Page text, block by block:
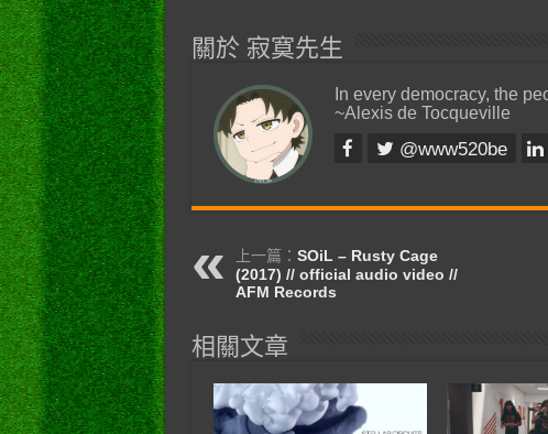
關於 寂寞先生
In every democracy, the
~Alexis de Tocqueville
@www520be
上一篇： SOiL – Rusty Cage
(2017) // official audio video //
AFM Records
相關文章